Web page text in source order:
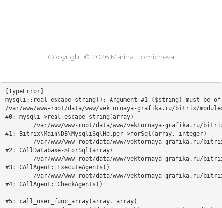
Copyright © 2026 Marina Fomicheva
[TypeError]
mysqli::real_escape_string(): Argument #1 ($string) must be
/var/www/www-root/data/www/vektornaya-grafika.ru/bitrix/
#0: mysqli->real_escape_string(array)
#1: Bitrix\Main\DB\MysqliSqlHelper->forSql(array, integer)
#2: CAllDatabase->ForSql(array)
#3: CAllAgent::ExecuteAgents()
#4: CAllAgent::CheckAgents()
#5: call_user_func_array(array, array)